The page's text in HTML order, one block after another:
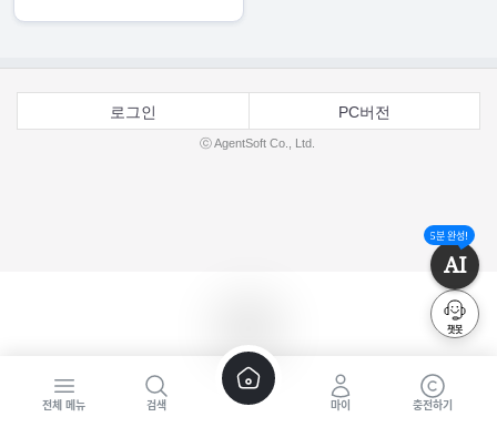
로그인 PC버전
ⓒ AgentSoft Co., Ltd.
전체 메뉴 검색 마이 충전하기
5분 완성!
AI
챗봇